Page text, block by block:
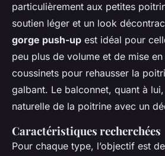
particulièrement aux petites
soutien léger et un look
gorge push-up est idéal pour
peu plus de volume et de mise
coussinets pour rehausser la
galbant. Le balconnet, quant à
naturelle de la poitrine avec un
Caractéristiques recherchées
Pour chaque type, l’objectif est